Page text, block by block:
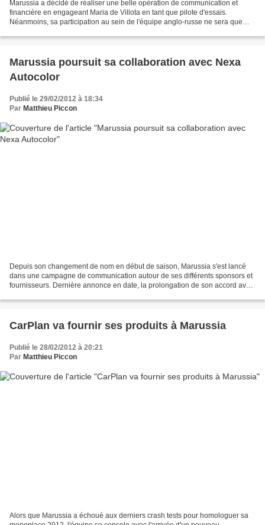
Marussia a décidé de réaliser une belle opération de communication et
financière en engageant Maria de Villota en tant que pilote d'essais.
Néanmoins, sa participation au sein de l'équipe anglo-russe ne sera que
Marussia poursuit sa collaboration avec Nexa
Autocolor
Publié le 29/02/2012 à 18:34
Par Matthieu Piccon
Depuis son changement de nom en début de saison, Marussia s'est lancé
dans une campagne de communication autour de ses différents sponsors et
fournisseurs. Dernière annonce en date, la prolongation de son accord avec
CarPlan va fournir ses produits à Marussia
Publié le 28/02/2012 à 20:21
Par Matthieu Piccon
Alors que Marussia a échoué aux derniers crash tests pour homologuer sa